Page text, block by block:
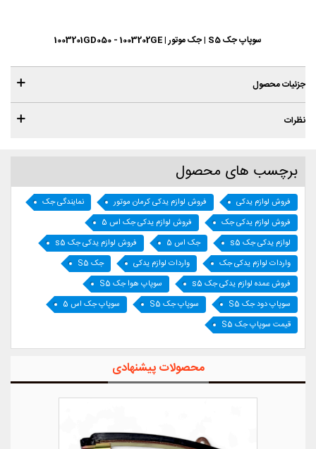
سوپاپ جک S5 | جک موتور | 1003201GD050 - 1003202GE
جزئیات محصول
نظرات
برچسب های محصول
فروش لوازم یدکی فروش لوازم یدکی کرمان موتور
نمایندگی جک
فروش لوازم یدکی جک
فروش لوازم یدکی جک اس 5
لوازم یدکی جک s5
جک اس 5
فروش لوازم یدکی جک s5
واردات لوازم یدکی جک
واردات لوازم یدکی
جک S5
فروش عمده لوازم یدکی جک s5
سوپاپ هوا جک S5
سوپاپ دود جک S5
سوپاپ جک S5
سوپاپ جک اس 5
قیمت سوپاپ جک S5
محصولات پیشنهادی